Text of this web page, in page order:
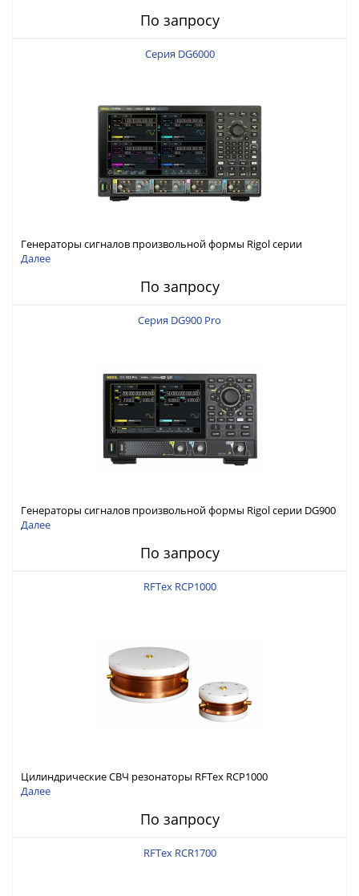
По запросу
Серия DG6000
Генераторы сигналов произвольной формы Rigol серии
DG6000 до 500 МГц или до 1 ГГц
Далее
По запросу
Серия DG900 Pro
Генераторы сигналов произвольной формы Rigol серии DG900
Pro с максимальной частотой 200 МГц
Далее
По запросу
RFTex RCP1000
Цилиндрические СВЧ резонаторы RFTex RCP1000
Далее
По запросу
RFTex RCR1700